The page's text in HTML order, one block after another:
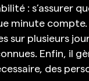
: s’assurer
minute
sur plusieurs
Enfin, il
des